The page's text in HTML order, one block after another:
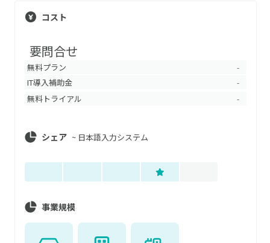
コスト
要問合せ
無料プラン -
IT導入補助金 -
無料トライアル -
シェア ~ 日本語入力システム
事業規模